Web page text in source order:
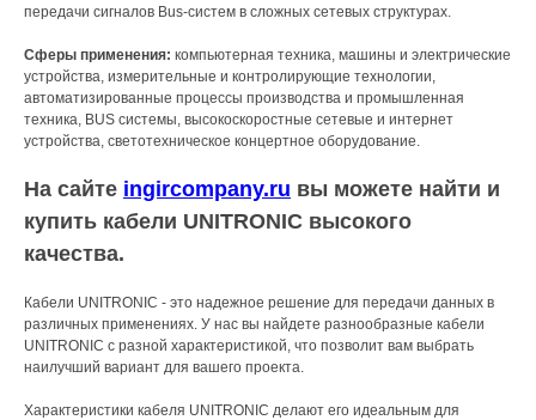
передачи сигналов Bus-систем в сложных сетевых структурах.
Сферы применения: компьютерная техника, машины и электрические
устройства, измерительные и контролирующие технологии,
автоматизированные процессы производства и промышленная
техника, BUS системы, высокоскоростные сетевые и интернет
устройства, светотехническое концертное оборудование.
На сайте ingircompany.ru вы можете найти и
купить кабели UNITRONIC высокого
качества.
Кабели UNITRONIC - это надежное решение для передачи данных в
различных применениях. У нас вы найдете разнообразные кабели
UNITRONIC с разной характеристикой, что позволит вам выбрать
наилучший вариант для вашего проекта.
Характеристики кабеля UNITRONIC делают его идеальным для